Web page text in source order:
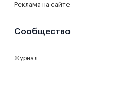
Реклама на сайте
Сообщество
Журнал